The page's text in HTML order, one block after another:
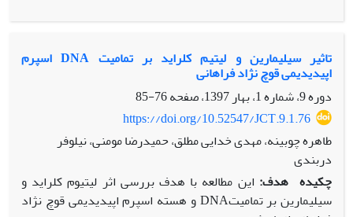
مواد و روش‌ها: 100 زن سالم و بیمار ( محدوده سنی 18-45 سال)
اساس معاینه و سونوگرافی توسط متخصص زنان تایید شد. در کلیه
شرکت‌کنندگان سن، وزن، قد، دور کمر، دور باسن، سطح گلوکز
خون (ناشتا)، سطح انسولین، میزان هورمون‌های محرک
فولیکولی(FSH)، لوتئیزه‌کننده (LH)، استروژن، پروژسترون،
تستوسترون آزاد و آنتی‌مولرین (AMH) اندازه‌گیری و بررسی
شد.
نتایج: میانگین سن و غلظت هورمون FSH بین گروه‌های آزمایشی
تفاوت معنی‌داری نداشت. اما کاهش معنی‌داری در مقادیر
تاثیر سیلیمارین و لیتیم کلراید بر تمامیت DNA اسپرم
اپی‫دیدیمی قوچ نژاد فراهانی‬‬‬‬‬‬‬‬
دوره 9، شماره 1، بهار 1397، صفحه
76-85
https://doi.org/10.52547/JCT.9.1.76
طاهره چوبینه، مهدی خدایی مطلق، حمیدرضا مومنی، نیلوفر
دربندی
چکیده هدف: این مطالعه با هدف بررسی اثر لیتیوم کلراید و
سیلیمارین بر تمامیتDNA و هسته اسپرم اپی‫دیدیمی قوچ نژاد